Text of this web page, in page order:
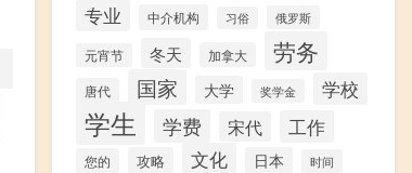
专业 中介机构 习俗 俄罗斯
元宵节 冬天 加拿大 劳务
唐代 国家 大学 奖学金 学校
学生 学费 宋代 工作
您的 攻略 文化 日本 时间